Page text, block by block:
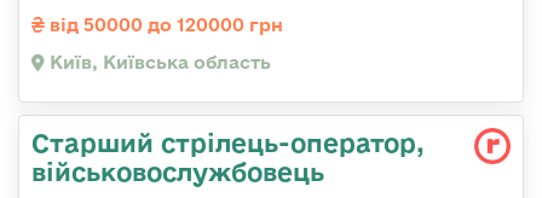
від 50000 до 120000 грн
Київ, Київська область
Старший стрілець-оператор,
військовослужбовець